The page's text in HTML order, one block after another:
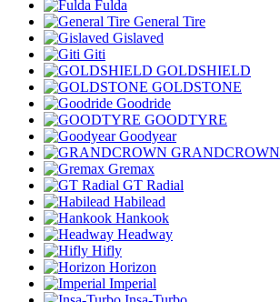
Fulda
General Tire
Gislaved
Giti
GOLDSHIELD
GOLDSTONE
Goodride
GOODTYRE
Goodyear
GRANDCROWN
Gremax
GT Radial
Habilead
Hankook
Headway
Hifly
Horizon
Imperial